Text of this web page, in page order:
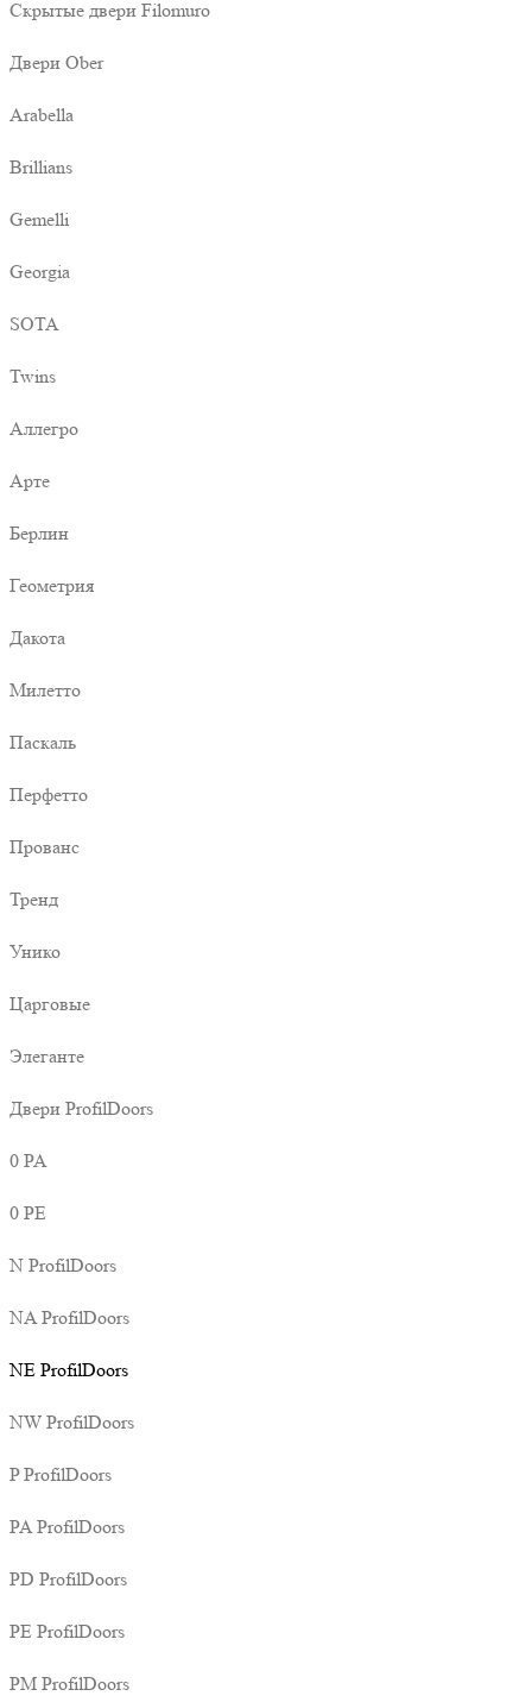
Скрытые двери Filomuro
Двери Ober
Arabella
Brillians
Gemelli
Georgia
SOTA
Twins
Аллегро
Арте
Берлин
Геометрия
Дакота
Милетто
Паскаль
Перфетто
Прованс
Тренд
Унико
Царговые
Элеганте
Двери ProfilDoors
0 PA
0 PE
N ProfilDoors
NA ProfilDoors
NE ProfilDoors
NW ProfilDoors
P ProfilDoors
PA ProfilDoors
PD ProfilDoors
PE ProfilDoors
PM ProfilDoors